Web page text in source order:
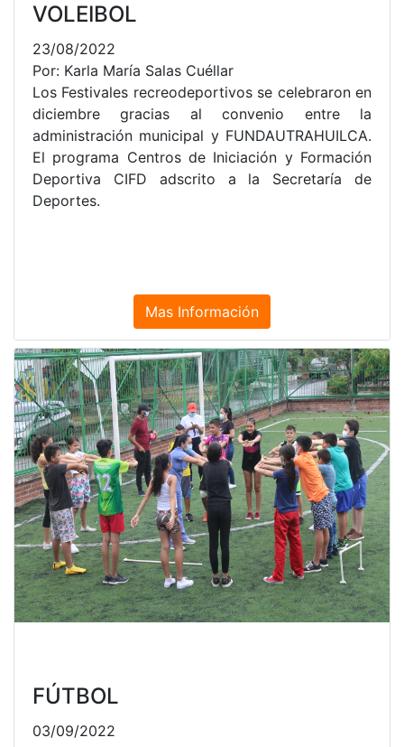
VOLEIBOL
23/08/2022
Por: Karla María Salas Cuéllar
Los Festivales recreodeportivos se celebraron en
diciembre gracias al convenio entre la
administración municipal y FUNDAUTRAHUILCA.
El programa Centros de Iniciación y Formación
Deportiva CIFD adscrito a la Secretaría de
Deportes.
Mas Información
FÚTBOL
03/09/2022